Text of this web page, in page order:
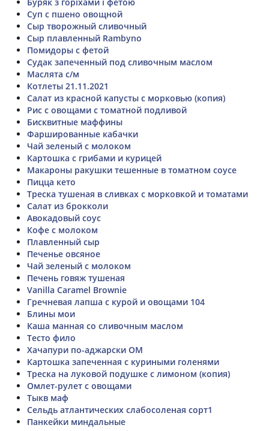
Суп с пшено овощной
Сыр творожный сливочный
Сыр плавленный Rambyno
Помидоры с фетой
Судак запеченный под сливочным маслом
Маслята с/м
Котлеты 21.11.2021
Салат из красной капусты с морковью (копия)
Рис с овощами с томатной подливой
Бисквитные маффины
Фаршированные кабачки
Чай зеленый с молоком
Картошка с грибами и курицей
Макароны ракушки тешенные в томатном соусе
Пицца кето
Треска тушеная в сливках с морковкой и томатами
Салат из брокколи
Авокадовый соус
Кофе с молоком
Плавленный сыр
Печенье овсяное
Чай зеленый с молоком
Печень говяж тушеная
Vanilla Caramel Brownie
Гречневая лапша с курой и овощами 104
Блины мои
Каша манная со сливочным маслом
Тесто фило
Хачапури по-аджарски ОМ
Картошка запеченная с куриными голенями
Треска на луковой подушке с лимоном (копия)
Омлет-рулет с овощами
Тыкв маф
Сельдь атлантических слабосоленая сорт1
Панкейки миндальные